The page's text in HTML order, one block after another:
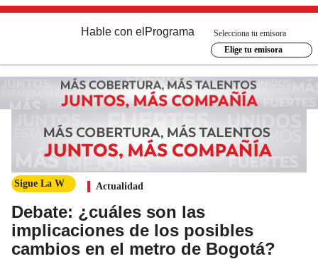
Hable con el Programa
Selecciona tu emisora
Elige tu emisora
Sigue La W Actualidad
Debate: ¿cuáles son las
implicaciones de los posibles
cambios en el metro de Bogotá?